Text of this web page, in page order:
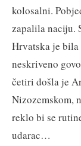
kolosalni.
zapalila naciju.
Hrvatska je
neskriveno
četiri došla je
Nizozemskom,
reklo bi se
udarac…